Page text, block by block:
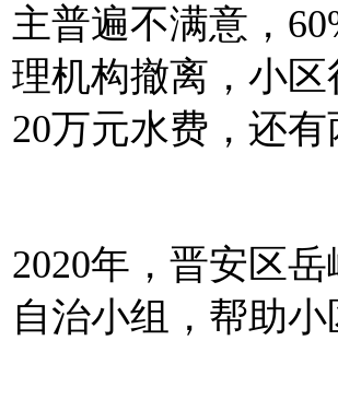
主普遍不满意，
理机构撤离，小
20万元水费，还
2020年，晋安区
自治小组，帮助